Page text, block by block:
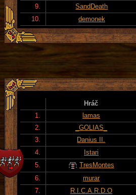
9.
SandDeath
10.
demonek
Hráč
1.
lamas
2.
_GOLIAS_
3.
Danius II.
4.
Istari
5.
TresMontes
6.
murar
7.
R.I.C.A.R.D.O